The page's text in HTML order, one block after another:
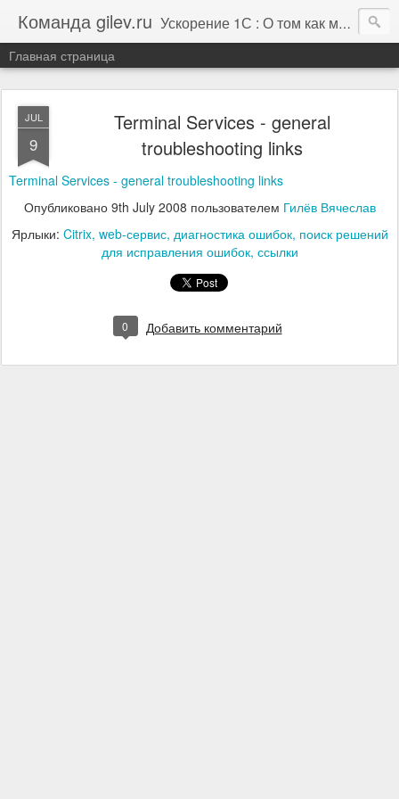
Команда gilev.ru Ускорение 1С : О том как мы это делаем. И не только про это.
Главная страница
JUL
9
Terminal Services - general
troubleshooting links
Terminal Services - general troubleshooting links
Опубликовано 9th July 2008 пользователем Гилёв Вячеслав
Ярлыки: Citrix web-сервис диагностика ошибок поиск решений
для исправления ошибок ссылки
0 Добавить комментарий